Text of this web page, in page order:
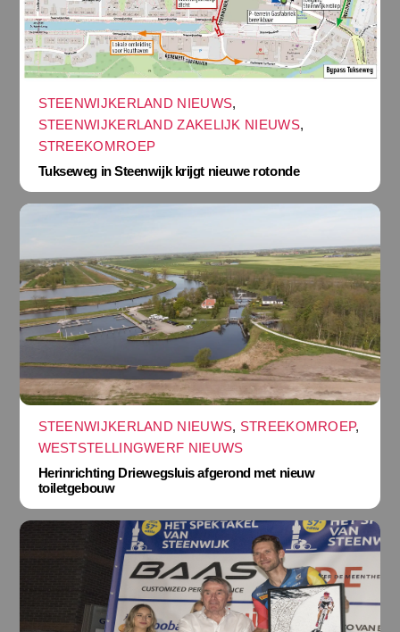
STEENWIJKERLAND NIEUWS,
STEENWIJKERLAND ZAKELIJK NIEUWS,
STREEKOMROEP
Tukseweg in Steenwijk krijgt nieuwe rotonde
STEENWIJKERLAND NIEUWS, STREEKOMROEP,
WESTSTELLINGWERF NIEUWS
Herinrichting Driewegsluis afgerond met nieuw
toiletgebouw